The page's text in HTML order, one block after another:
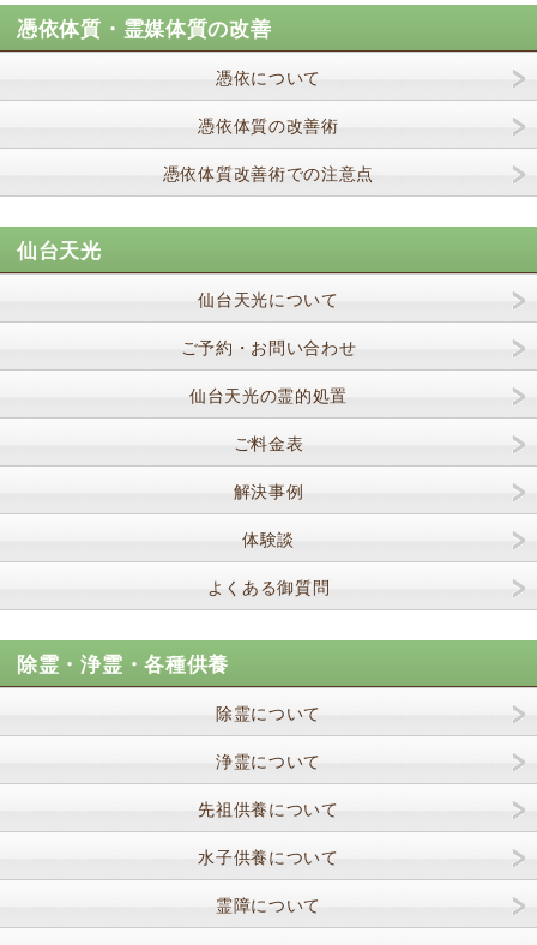
憑依体質・霊媒体質の改善
憑依について
憑依体質の改善術
憑依体質改善術での注意点
仙台天光
仙台天光について
ご予約・お問い合わせ
仙台天光の霊的処置
ご料金表
解決事例
体験談
よくある御質問
除霊・浄霊・各種供養
除霊について
浄霊について
先祖供養について
水子供養について
霊障について